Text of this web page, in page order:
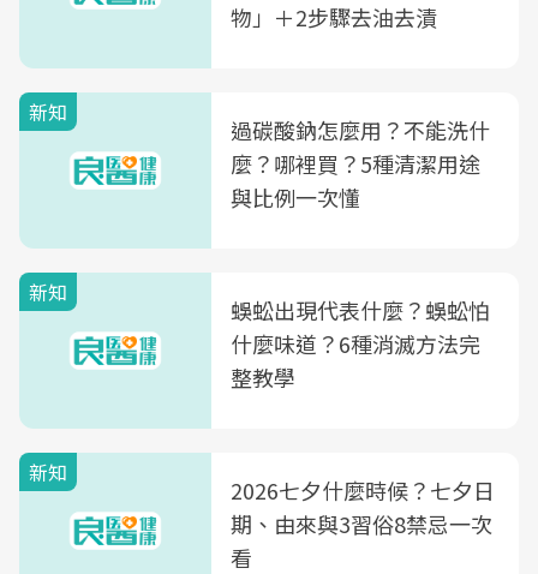
物」＋2步驟去油去漬
新知
過碳酸鈉怎麼用？不能洗什
麼？哪裡買？5種清潔用途
與比例一次懂
新知
蜈蚣出現代表什麼？蜈蚣怕
什麼味道？6種消滅方法完
整教學
新知
2026七夕什麼時候？七夕日
期、由來與3習俗8禁忌一次
看